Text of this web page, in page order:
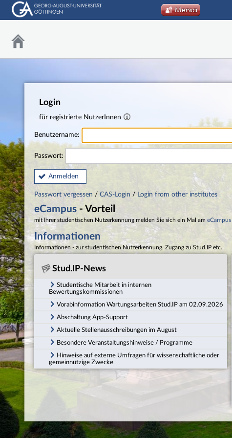
Login
für registrierte NutzerInnen
Benutzername:
Passwort:
Anmelden
Passwort vergessen / CAS-Login / Login from other institutes
eCampus - Vorteil
mit Ihrer studentischen Nutzerkennung melden Sie sich ein Mal am eCampus
Informationen
Informationen - zur studentischen Nutzerkennung, Zugang zu Stud.IP etc.
Stud.IP-News
Studentische Mitarbeit in internen
Bewertungskommissionen
Vorabinformation Wartungsarbeiten Stud.IP am 02.09.2026
Abschaltung App-Support
Aktuelle Stellenausschreibungen im August
Besondere Veranstaltungshinweise / Programme
Hinweise auf externe Umfragen für wissenschaftliche oder
gemeinnützige Zwecke